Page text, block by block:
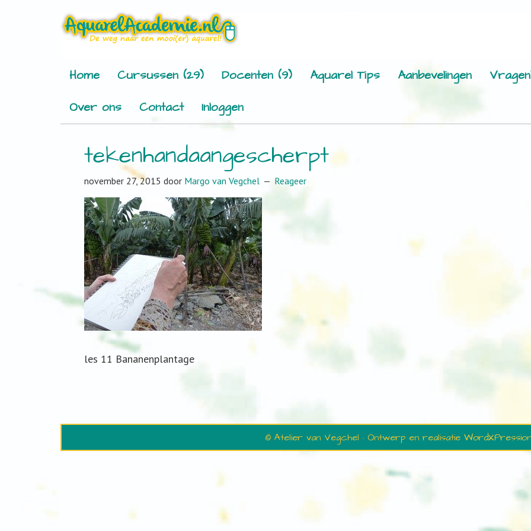
Home Cursussen (29) Docenten (9) Aquarel Tips Aanbevelingen
Over ons
Contact Inloggen
tekenhandaangescherpt
november 27, 2015 door Margo van Vegchel Reageer
les 11 Bananenplantage
© Atelier van Vegchel · Ontwerp en realisatie WordXPression